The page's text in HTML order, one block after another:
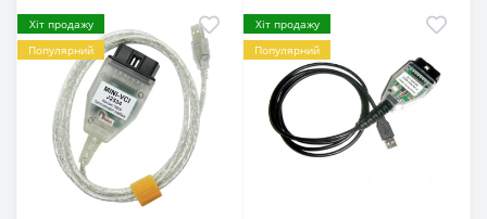
Хіт продажу
Популярний
Хіт продажу
Популярний